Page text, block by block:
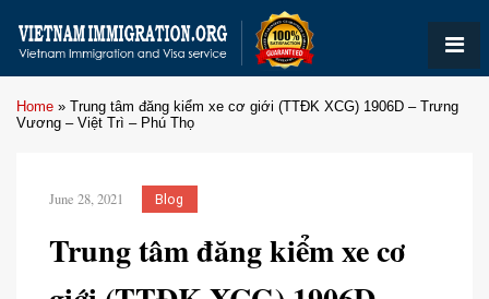
Home » Trung tâm đăng kiểm xe cơ giới (TTĐK XCG) 1906D – Trưng
Vương – Việt Trì – Phú Thọ
June 28, 2021 Blog
Trung tâm đăng kiểm xe cơ